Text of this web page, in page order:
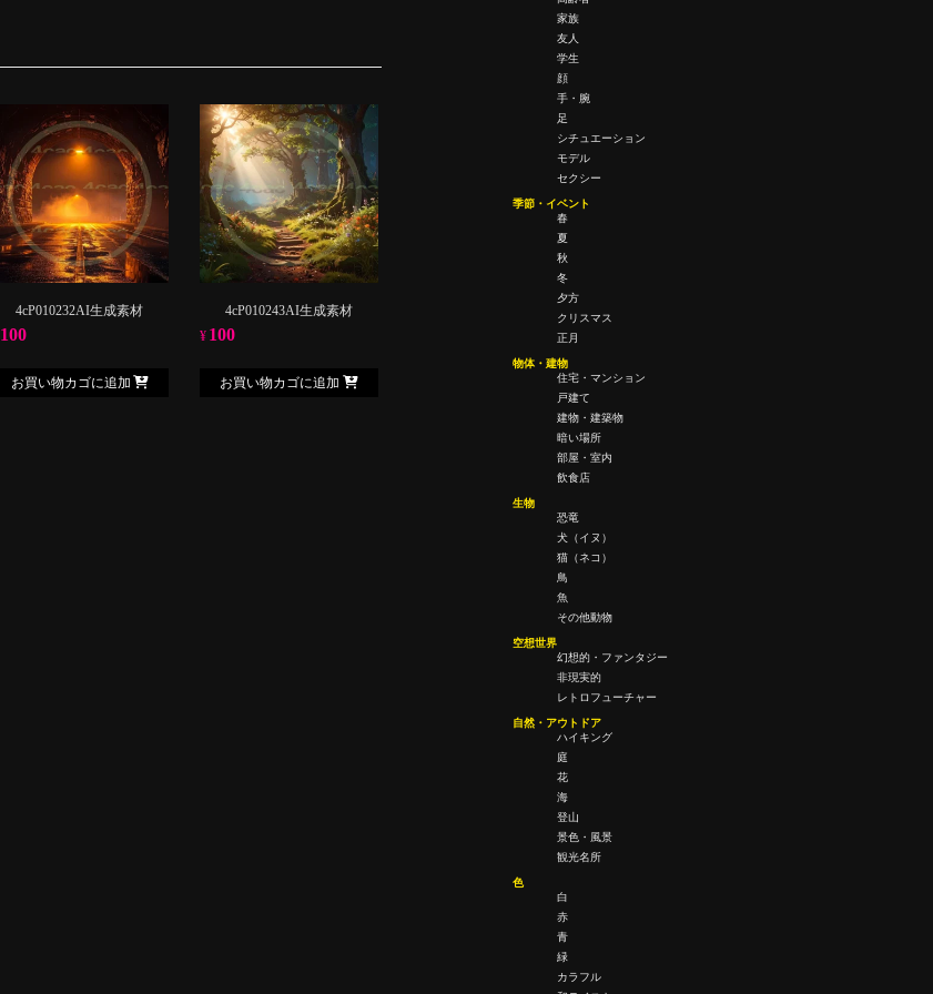
4cP010232AI生成素材
100
お買い物カゴに追加
4cP010243AI生成素材
¥ 100
お買い物カゴに追加
家族
友人
学生
顔
手・腕
足
シチュエーション
モデル
セクシー
季節・イベント
春
夏
秋
冬
夕方
クリスマス
正月
物体・建物
住宅・マンション
戸建て
建物・建築物
暗い場所
部屋・室内
飲食店
生物
恐竜
犬（イヌ）
猫（ネコ）
鳥
魚
その他動物
空想世界
幻想的・ファンタジー
非現実的
レトロフューチャー
自然・アウトドア
ハイキング
庭
花
海
登山
景色・風景
観光名所
色
白
赤
青
緑
カラフル